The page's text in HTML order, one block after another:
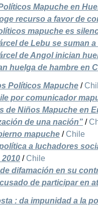
Mapuche en
recurso a favor de
mapuche es
de Lebu se suman
de Angol inician
huelga de hambre en
Políticos Mapuche /
por comunicador
de Niños Mapuche en
de una nación” /
mapuche / Chile
a luchadores
/ Chile
difamación en su
de participar en
: da impunidad a la